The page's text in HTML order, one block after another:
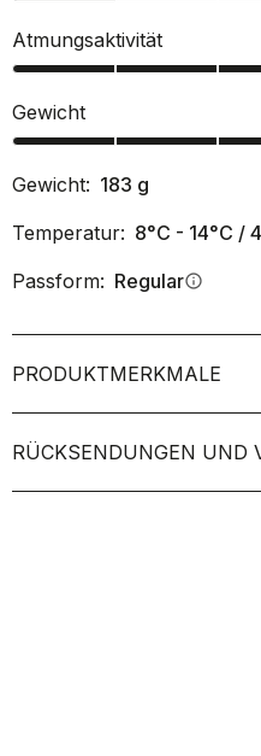
Atmungsaktivität
Gewicht
Gewicht: 183 g
Temperatur: 8°C - 14°C /
Passform: Regularinfo
PRODUKTMERKMALE
RÜCKSENDUNGEN UND